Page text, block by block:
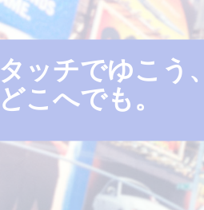
タッチでゆこう、
どこへでも。
タッチでゆこう、
どこへでも。
タッチでゆこう、
どこへでも。